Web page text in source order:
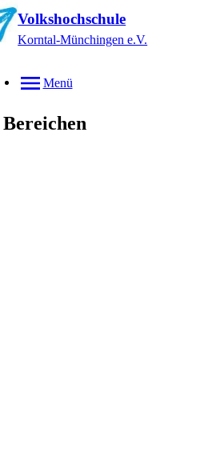
Volkshochschule
Korntal-Münchingen e.V.
Menü